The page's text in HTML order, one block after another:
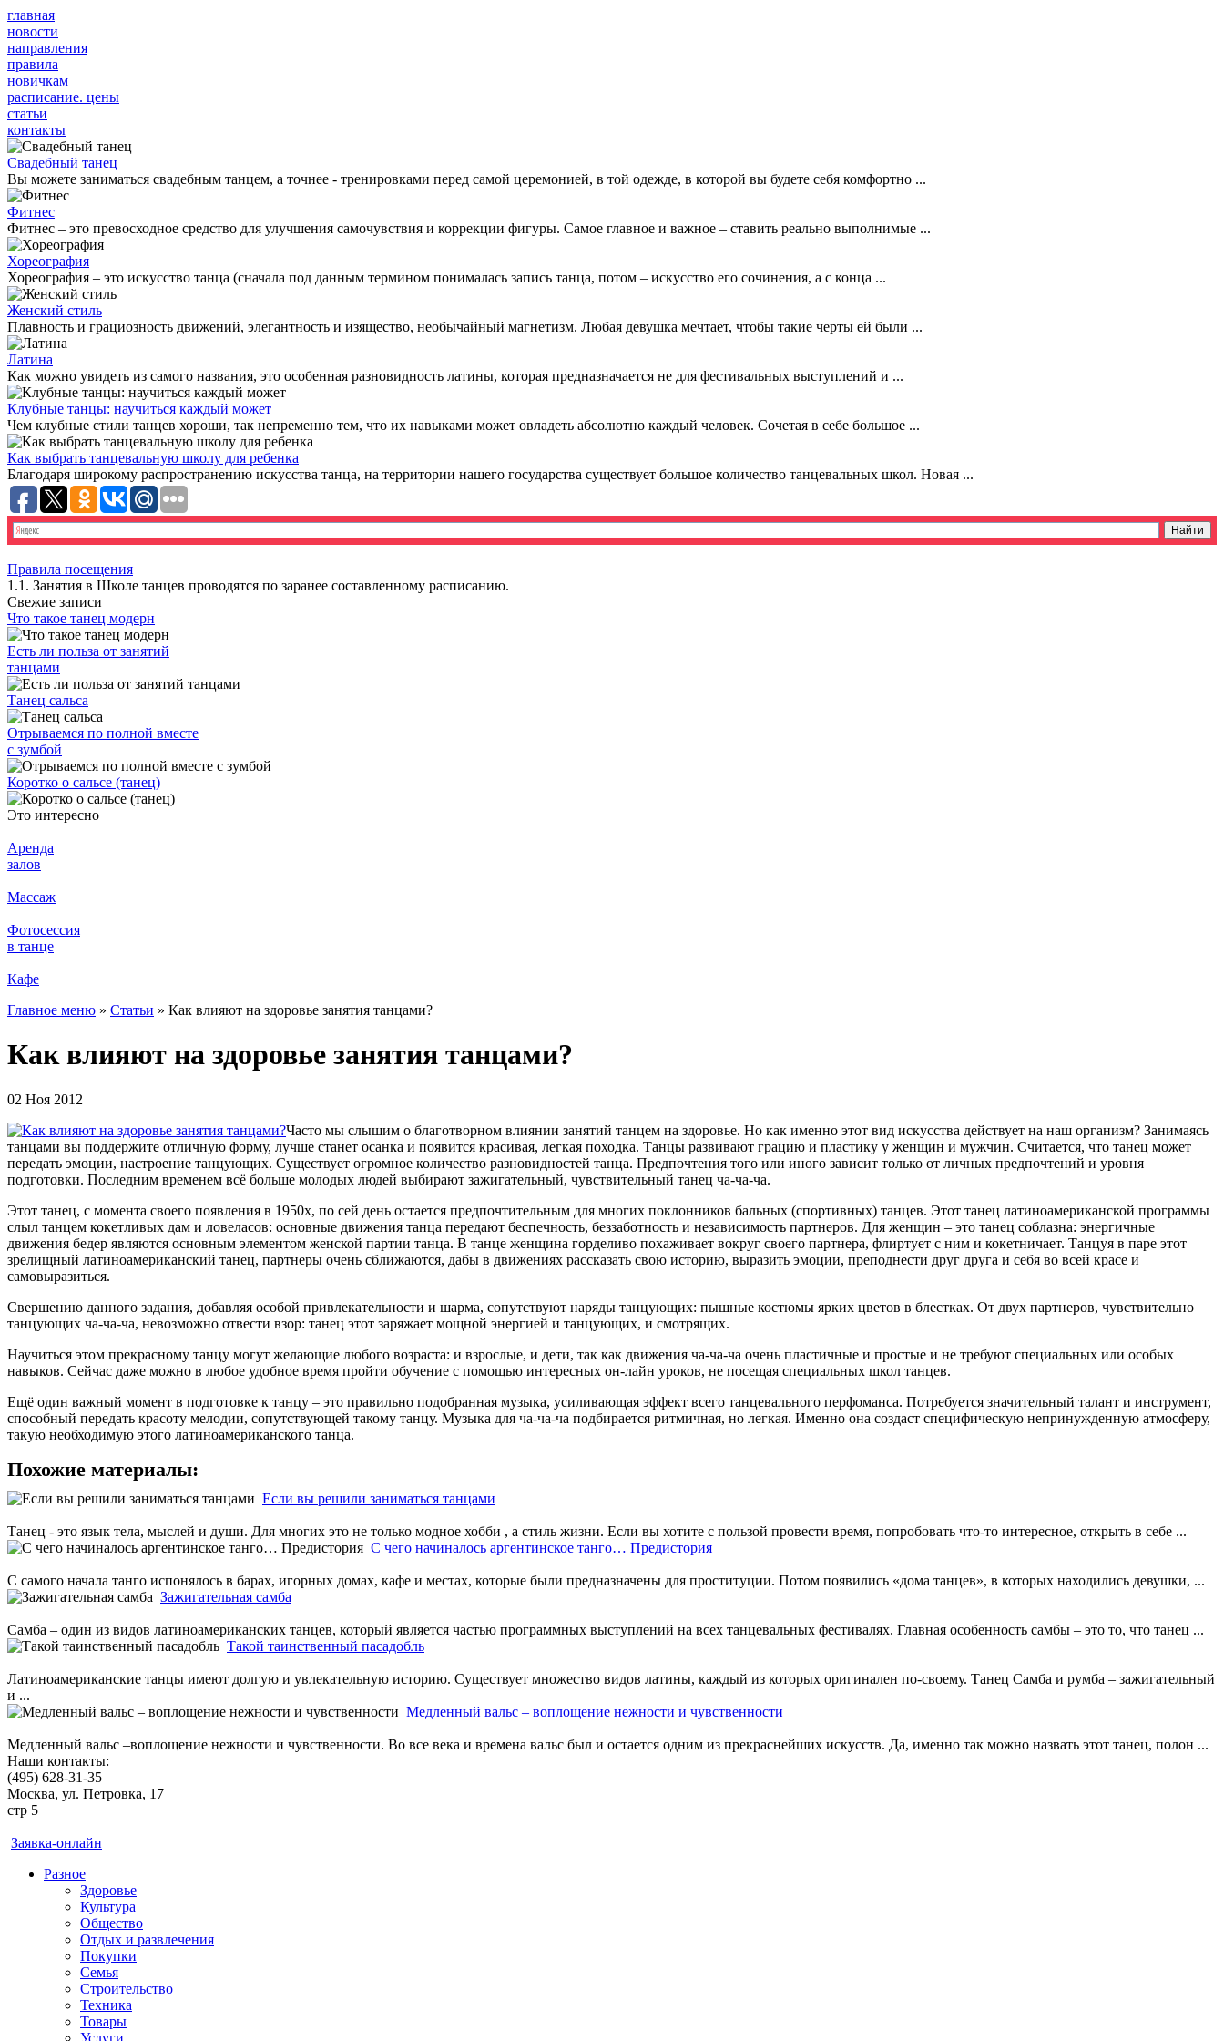
главная
новости
направления
правила
новичкам
расписание. цены
статьи
контакты
Свадебный танец
Вы можете заниматься свадебным танцем, а точнее - тренировками перед самой церемонией, в той одежде, в которой вы будете себя комфортно ...
Фитнес
Фитнес – это превосходное средство для улучшения самочувствия и коррекции фигуры. Самое главное и важное – ставить реально выполнимые ...
Хореография
Хореография – это искусство танца (сначала под данным термином понималась запись танца, потом – искусство его сочинения, а с конца ...
Женский стиль
Плавность и грациозность движений, элегантность и изящество, необычайный магнетизм. Любая девушка мечтает, чтобы такие черты ей были ...
Латина
Как можно увидеть из самого названия, это особенная разновидность латины, которая предназначается не для фестивальных выступлений и ...
Клубные танцы: научиться каждый может
Чем клубные стили танцев хороши, так непременно тем, что их навыками может овладеть абсолютно каждый человек. Сочетая в себе большое ...
Как выбрать танцевальную школу для ребенка
Благодаря широкому распространению искусства танца, на территории нашего государства существует большое количество танцевальных школ. Новая ...
Правила посещения
1.1. Занятия в Школе танцев проводятся по заранее составленному расписанию.
Свежие записи
Что такое танец модерн
Есть ли польза от занятий
танцами
Танец сальса
Отрываемся по полной вместе
с зумбой
Коротко о сальсе (танец)
Это интересно
Аренда
залов
Массаж
Фотосессия
в танце
Кафе
Главное меню » Статьи » Как влияют на здоровье занятия танцами?
Как влияют на здоровье занятия танцами?
02 Ноя 2012
Часто мы слышим о благотворном влиянии занятий танцем на здоровье. Но как именно этот вид искусства действует на наш организм? Занимаясь
танцами вы поддержите отличную форму, лучше станет осанка и появится красивая, легкая походка. Танцы развивают грацию и пластику у женщин и мужчин. Считается, что танец может
передать эмоции, настроение танцующих. Существует огромное количество разновидностей танца. Предпочтения того или иного зависит только от личных предпочтений и уровня
подготовки. Последним временем всё больше молодых людей выбирают зажигательный, чувствительный танец ча-ча-ча.
Этот танец, с момента своего появления в 1950х, по сей день остается предпочтительным для многих поклонников бальных (спортивных) танцев. Этот танец латиноамериканской программы
слыл танцем кокетливых дам и ловеласов: основные движения танца передают беспечность, беззаботность и независимость партнеров. Для женщин – это танец соблазна: энергичные
движения бедер являются основным элементом женской партии танца. В танце женщина горделиво похаживает вокруг своего партнера, флиртует с ним и кокетничает. Танцуя в паре этот
зрелищный латиноамериканский танец, партнеры очень сближаются, дабы в движениях рассказать свою историю, выразить эмоции, преподнести друг друга и себя во всей красе и
самовыразиться.
Свершению данного задания, добавляя особой привлекательности и шарма, сопутствуют наряды танцующих: пышные костюмы ярких цветов в блестках. От двух партнеров, чувствительно
танцующих ча-ча-ча, невозможно отвести взор: танец этот заряжает мощной энергией и танцующих, и смотрящих.
Научиться этом прекрасному танцу могут желающие любого возраста: и взрослые, и дети, так как движения ча-ча-ча очень пластичные и простые и не требуют специальных или особых
навыков. Сейчас даже можно в любое удобное время пройти обучение с помощью интересных он-лайн уроков, не посещая специальных школ танцев.
Ещё один важный момент в подготовке к танцу – это правильно подобранная музыка, усиливающая эффект всего танцевального перфоманса. Потребуется значительный талант и инструмент,
способный передать красоту мелодии, сопутствующей такому танцу. Музыка для ча-ча-ча подбирается ритмичная, но легкая. Именно она создаст специфическую непринужденную атмосферу,
такую необходимую этого латиноамериканского танца.
Похожие материалы:
Если вы решили заниматься танцами
Танец - это язык тела, мыслей и души. Для многих это не только модное хобби , а стиль жизни. Если вы хотите с пользой провести время, попробовать что-то интересное, открыть в себе ...
С чего начиналось аргентинское танго… Предистория
С самого начала танго испонялось в барах, игорных домах, кафе и местах, которые были предназначены для проституции. Потом появились «дома танцев», в которых находились девушки, ...
Зажигательная самба
Самба – один из видов латиноамериканских танцев, который является частью программных выступлений на всех танцевальных фестивалях. Главная особенность самбы – это то, что танец ...
Такой таинственный пасадобль
Латиноамериканские танцы имеют долгую и увлекательную историю. Существует множество видов латины, каждый из которых оригинален по-своему. Танец Самба и румба – зажигательный
и ...
Медленный вальс – воплощение нежности и чувственности
Медленный вальс –воплощение нежности и чувственности. Во все века и времена вальс был и остается одним из прекраснейших искусств. Да, именно так можно назвать этот танец, полон ...
Наши контакты:
(495) 628-31-35
Москва, ул. Петровка, 17
стр 5
Заявка-онлайн
Разное
Здоровье
Культура
Общество
Отдых и развлечения
Покупки
Семья
Строительство
Техника
Товары
Услуги